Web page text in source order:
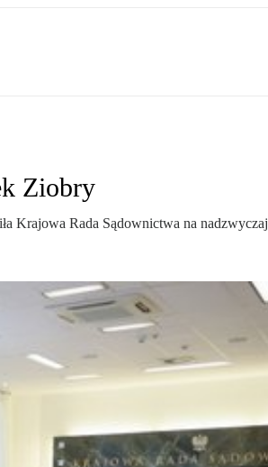
Ziobry
Krajowa Rada Sądownictwa na